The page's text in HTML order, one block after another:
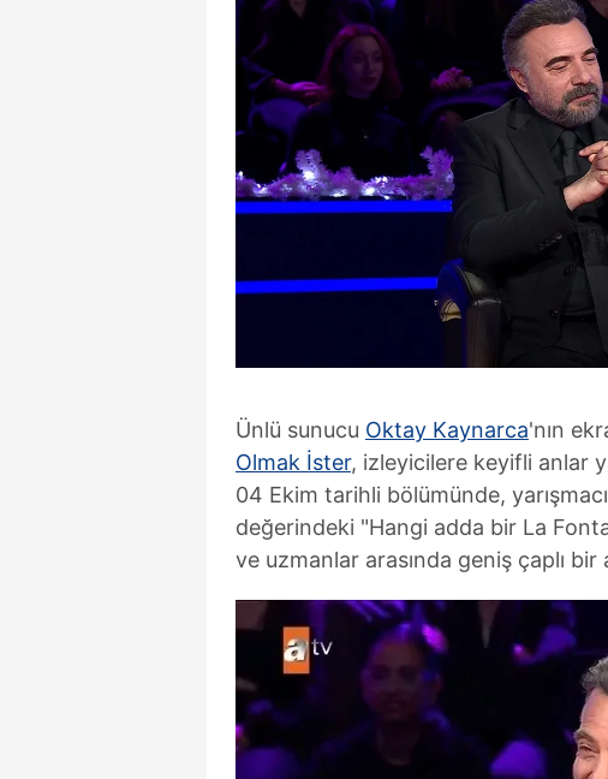
Ünlü sunucu Oktay Kaynarca'nın
Olmak İster, izleyicilere keyifli anlar
04 Ekim tarihli bölümünde,
değerindeki "Hangi adda bir La
ve uzmanlar arasında geniş çaplı bir